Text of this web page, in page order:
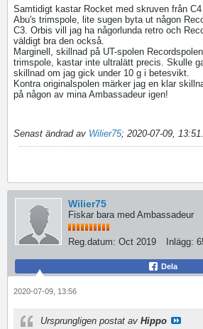
Samtidigt kastar Rocket med skruven från
Abu's trimspole, lite sugen byta ut någon
C3. Orbis vill jag ha någorlunda retro och
väldigt bra den också.
Marginell, skillnad på UT-spolen
trimspole, kastar inte ultralätt precis. Skulle
skillnad om jag gick under 10 g i betesvikt.
Kontra originalspolen märker jag en klar
på någon av mina Ambassadeur igen!
Senast ändrad av Wilier75; 2020-07-09, 13:51.
Wilier75
Fiskar bara med Ambassadeur
Reg.datum: Oct 2019 Inlägg:
Dela
2020-07-09, 13:56
Ursprungligen postat av Hippo